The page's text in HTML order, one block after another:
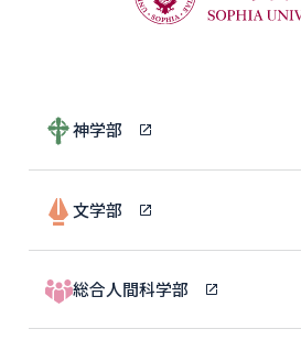
神学部
文学部
総合人間科学部